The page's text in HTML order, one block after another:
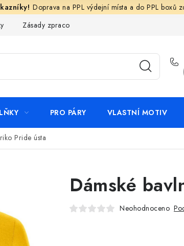
Doprava na PPL výdejní místa a do PPL boxů
Zásady zpracování ochrany osobních údajů
PRO PÁRY VLASTNÍ MOTIV
Pride ústa
Dámské
Neohodnoceno